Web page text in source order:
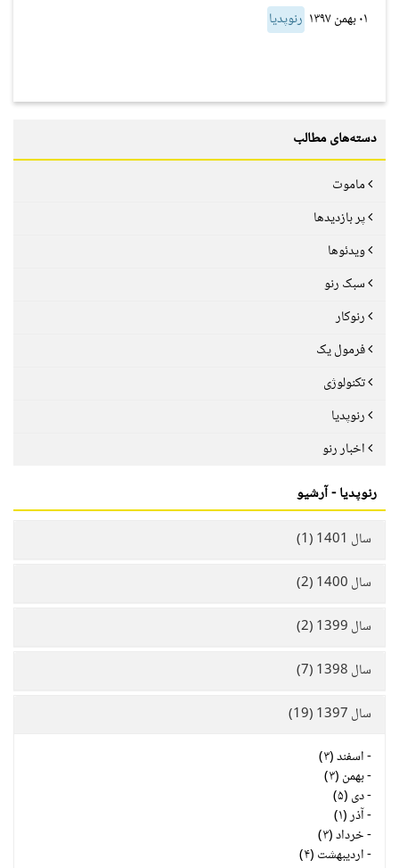
۰۱ بهمن ۱۳۹۷ رنوپدیا
دسته‌های مطالب
ماموت
پر بازدیدها
ویدئوها
سبک رنو
رنوکار
فرمول یک
تکنولوژی
رنوپدیا
اخبار رنو
رنوپدیا - آرشیو
سال 1401 (1)
سال 1400 (2)
سال 1399 (2)
سال 1398 (7)
سال 1397 (19)
-اسفند (۳)
-بهمن (۳)
-دی (۵)
-آذر (۱)
-خرداد (۳)
-اردیبهشت (۴)